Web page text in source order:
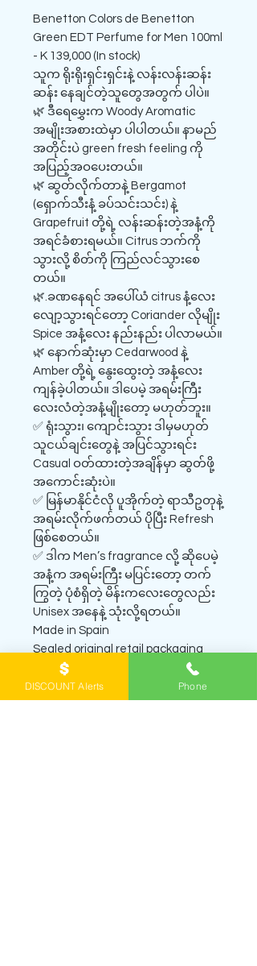
Benetton Colors de Benetton
Green EDT Perfume for Men 100ml
- K 139,000 (In stock)
သူက ရိုးရိုးရှင်းရှင်းနဲ့ လန်းလန်းဆန်း
ဆန်း နေချင်တဲ့သူတွေအတွက် ပါပဲ။
🌿 ဒီရေမွှေးက Woody Aromatic
အမျိုးအစားထဲမှာ ပါပါတယ်။ နာမည်
အတိုင်းပဲ green fresh feeling ကို
အပြည့်အဝပေးတယ်။
🌿 ဆွတ်လိုက်တာနဲ့ Bergamot
(ရှောက်သီးနံ့ ခပ်သင်းသင်း) နဲ့
Grapefruit တို့ရဲ့ လန်းဆန်းတဲ့အနံ့ကို
အရင်ခံစားရမယ်။ Citrus ဘက်ကို
သွားလို့ စိတ်ကို ကြည်လင်သွားစေ
တယ်။
🌿.ခဏနေရင် အပေါ်ယံ citrus နံ့လေး
လျော့သွားရင်တော့ Coriander လိုမျိုး
Spice အနံ့လေး နည်းနည်း ပါလာမယ်။
🌿 နောက်ဆုံးမှာ Cedarwood နဲ့
Amber တို့ရဲ့ နွေးထွေးတဲ့ အနံ့လေး
ကျန်ခဲ့ပါတယ်။ ဒါပေမဲ့ အရမ်းကြီး
လေးလံတဲ့အနံ့မျိုးတော့ မဟုတ်ဘူး။
✅ ရုံးသွား၊ ကျောင်းသွား ဒါမှမဟုတ်
သူငယ်ချင်းတွေနဲ့ အပြင်သွားရင်း
Casual ဝတ်ထားတဲ့အချိန်မှာ ဆွတ်ဖို့
အကောင်းဆုံးပဲ။
✅ မြန်မာနိုင်ငံလို ပူအိုက်တဲ့ ရာသီဥတုနဲ့
အရမ်းလိုက်ဖက်တယ် ပိုပြီး Refresh
ဖြစ်စေတယ်။
✅ ဒါက Men’s fragrance လို့ ဆိုပေမဲ့
အနံ့က အရမ်းကြီး မပြင်းတော့ တက်
ကြွတဲ့ ပုံစံရှိတဲ့ မိန်းကလေးတွေလည်း
Unisex အနေနဲ့ သုံးလို့ရတယ်။
Made in Spain
Sealed original retail packaging
Official website -
https://www.yangonbrandedperfu
DISCOUNT Alerts Phone